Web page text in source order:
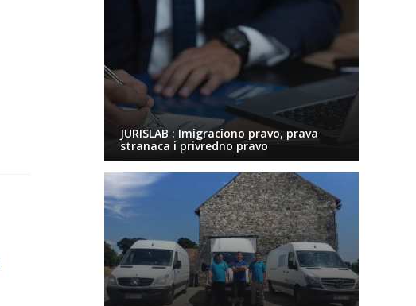
JURISLAB : Imigraciono pravo, prava
stranaca i privredno pravo